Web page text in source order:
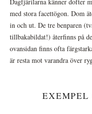
med stora facettögon. Dom
in och ut. De tre benparen
tillbakabildat!) återfinns på
ovansidan finns ofta
är resta mot varandra över
EXEMPEL